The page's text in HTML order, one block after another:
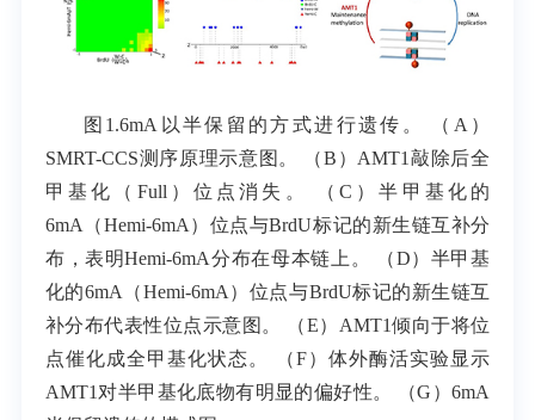
图1.6mA以半保留的方式进行遗传。 （A）
SMRT-CCS测序原理示意图。 （B）AMT1敲除后全
甲基化（Full）位点消失。 （C）半甲基化的
6mA（Hemi-6mA）位点与BrdU标记的新生链互补分
布，表明Hemi-6mA分布在母本链上。 （D）半甲基
化的6mA（Hemi-6mA）位点与BrdU标记的新生链互
补分布代表性位点示意图。 （E）AMT1倾向于将位
点催化成全甲基化状态。 （F）体外酶活实验显示
AMT1对半甲基化底物有明显的偏好性。 （G）6mA